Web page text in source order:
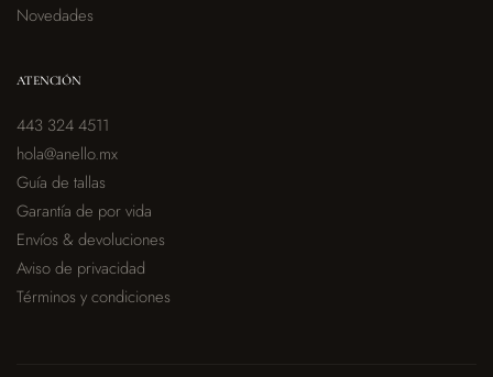
Novedades
ATENCIÓN
443 324 4511
hola@anello.mx
Guía de tallas
Garantía de por vida
Envíos & devoluciones
Aviso de privacidad
Términos y condiciones